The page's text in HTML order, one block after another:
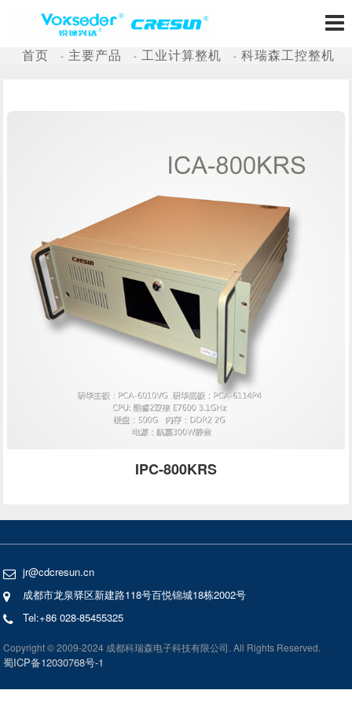
首页 主要产品 工业计算整机 科瑞森工控整机
IPC-800KRS
jr@cdcresun.cn
成都市龙泉驿区新建路118号百悦锦城18栋2002号
Tel:+86 028-85455325
Copyright © 2009-2024 成都科瑞森电子科技有限公司. All Rights Reserved.
蜀ICP备12030768号-1